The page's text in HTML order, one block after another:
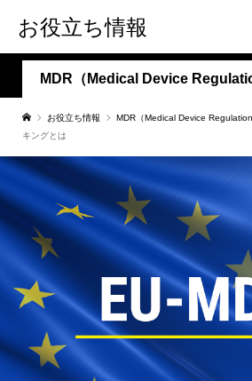
お役立ち情報
MDR（Medical Device
お役立ち情報 MDR（Medical Device
キングとは